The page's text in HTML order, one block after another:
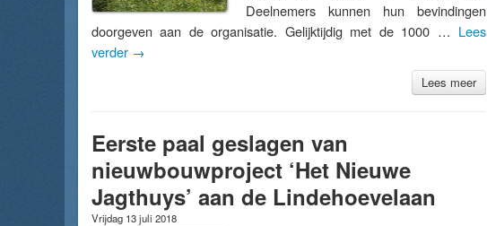
Deelnemers kunnen hun bevindingen
doorgeven aan de organisatie. Gelijktijdig met de 1000 … Lees
verder →
Lees meer
Eerste paal geslagen van
nieuwbouwproject ‘Het Nieuwe
Jagthuys’ aan de Lindehoevelaan
Vrijdag 13 juli 2018